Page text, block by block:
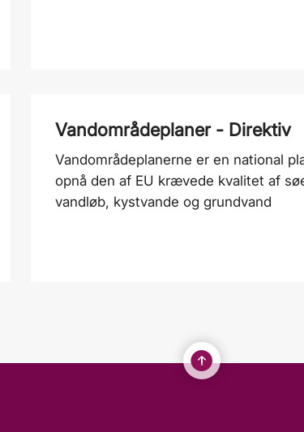
Vandområdeplaner - Direktiv
Vandområdeplanerne er en national
opnå den af EU krævede kvalitet af
vandløb, kystvande og grundvand